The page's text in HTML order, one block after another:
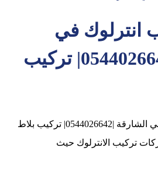
انترلوك في
الشارقة |0544026642| تركيب
شركة تركيب انترلوك في الشارقة |0544026642| تركيب بلاط
تركيب الانترلوك حيث